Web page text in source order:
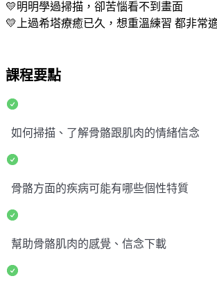
💛明明學過掃描，卻苦惱看不到畫面
💛上過希塔療癒已久，想重溫練習 都非常適
課程要點
如何掃描、了解骨骼跟肌肉的情緒信念
骨骼方面的疾病可能有哪些個性特質
幫助骨骼肌肉的感覺、信念下載